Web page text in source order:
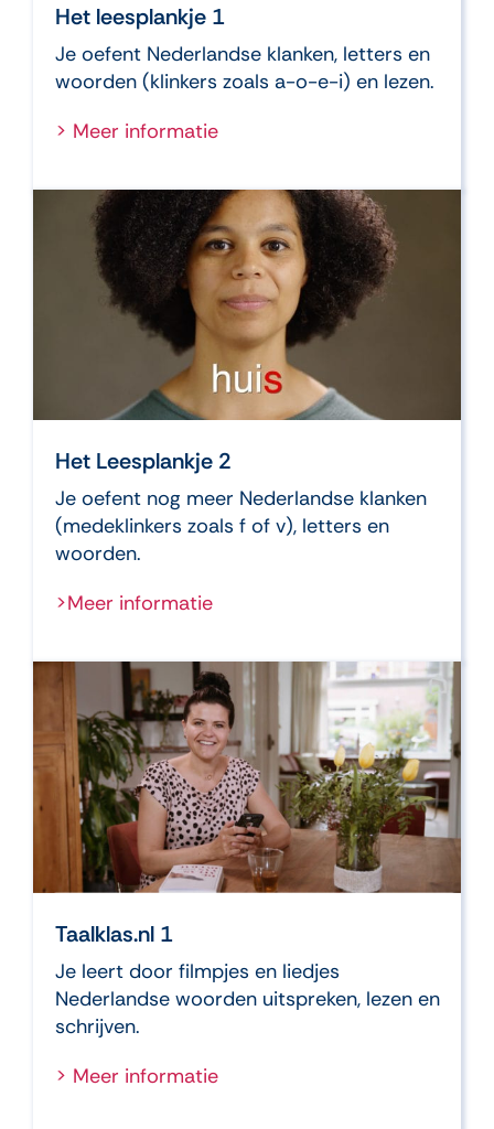
Het leesplankje 1
Je oefent Nederlandse klanken, letters en
woorden (klinkers zoals a-o-e-i) en lezen.
> Meer informatie
Het Leesplankje 2
Je oefent nog meer Nederlandse klanken
(medeklinkers zoals f of v), letters en
woorden.
>Meer informatie
Taalklas.nl 1
Je leert door filmpjes en liedjes
Nederlandse woorden uitspreken, lezen en
schrijven.
> Meer informatie